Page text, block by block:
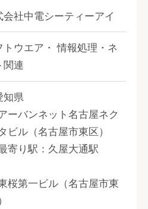
会社中電シーティーアイ
トウエア・ 情報処理・ネ
関連
知県
ーバンネット名古屋ネク
ビル（名古屋市東区）
寄り駅：久屋大通駅
桜第一ビル（名古屋市東